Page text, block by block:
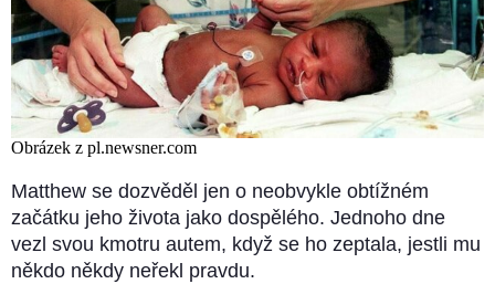
Obrázek z pl.newsner.com
Matthew se dozvěděl jen o neobvykle obtížném
začátku jeho života jako dospělého. Jednoho dne
vezl svou kmotru autem, když se ho zeptala, jestli mu
někdo někdy neřekl pravdu.